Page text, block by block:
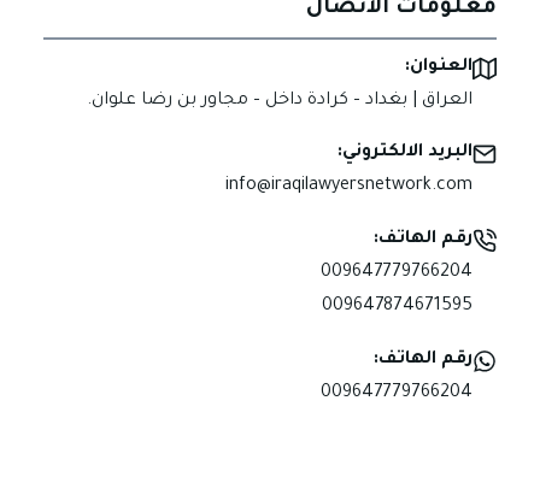
معلومات الاتصال
العنوان:
العراق | بغداد – كرادة داخل – مجاور بن رضا علوان.
البريد الالكتروني:
info@iraqilawyersnetwork.com
رقم الهاتف:
009647779766204
009647874671595
رقم الهاتف:
009647779766204